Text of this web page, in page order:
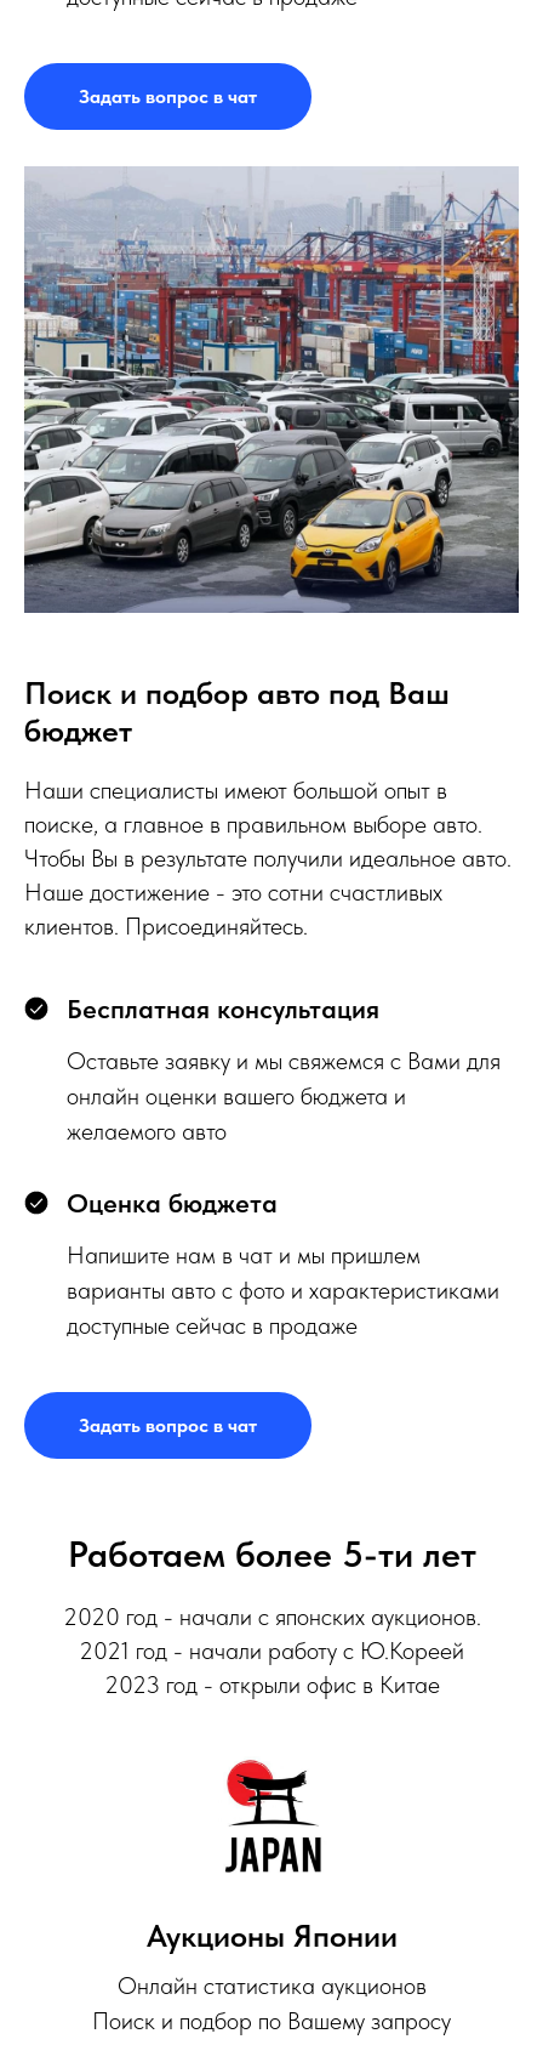
Задать вопрос в чат
Поиск и подбор авто под Ваш
бюджет
Наши специалисты имеют большой опыт в
поиске, а главное в правильном выборе авто.
Чтобы Вы в результате получили идеальное авто.
Наше достижение - это сотни счастливых
клиентов. Присоединяйтесь.
Бесплатная консультация
Оставьте заявку и мы свяжемся с Вами для
онлайн оценки вашего бюджета и
желаемого авто
Оценка бюджета
Напишите нам в чат и мы пришлем
варианты авто с фото и характеристиками
доступные сейчас в продаже
Задать вопрос в чат
Работаем более 5-ти лет
2020 год - начали с японских аукционов.
2021 год - начали работу с Ю.Кореей
2023 год - открыли офис в Китае
Аукционы Японии
Онлайн статистика аукционов
Поиск и подбор по Вашему запросу